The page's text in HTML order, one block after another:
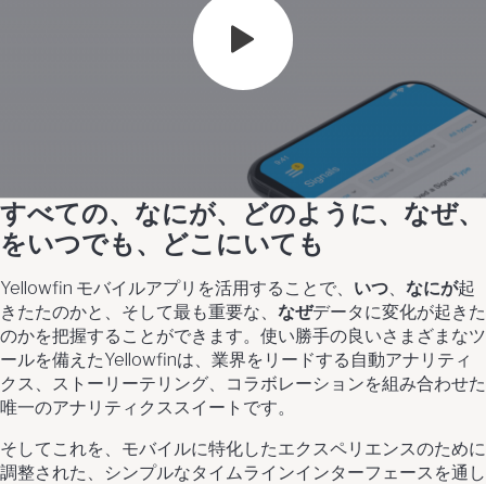
すべての、なにが、どのように、なぜ、
をいつでも、どこにいても
Yellowfin モバイルアプリを活用することで、 いつ なにが起
きたたのかと、そして最も重要な、 なぜデータに変化が起きた
のかを把握することができます。使い勝手の良いさまざまなツ
ールを備えたYellowfinは、業界をリードする自動アナリティ
クス、ストーリーテリング、コラボレーションを組み合わせた
唯一のアナリティクススイートです。
そしてこれを、モバイルに特化したエクスペリエンスのために
調整された、シンプルなタイムラインインターフェースを通し